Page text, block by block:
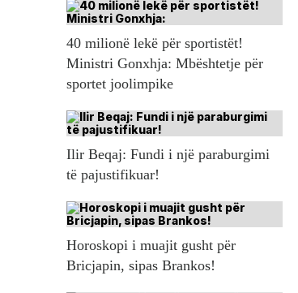
40 milionë lekë për sportistët!
Ministri Gonxhja: Mbështetje për
sportet joolimpike
Ilir Beqaj: Fundi i një paraburgimi
të pajustifikuar!
Horoskopi i muajit gusht për
Bricjapin, sipas Brankos!